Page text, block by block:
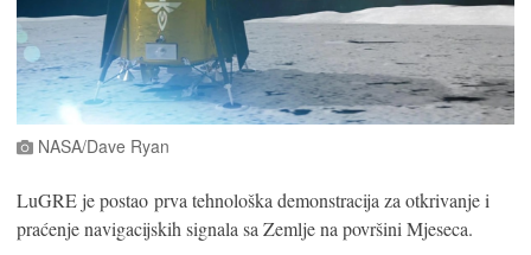
NASA/Dave Ryan
LuGRE je postao prva tehnološka demonstracija za otkrivanje i
praćenje navigacijskih signala sa Zemlje na površini Mjeseca.